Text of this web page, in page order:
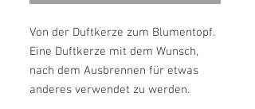
Von der Duftkerze zum Blumentopf.
Eine Duftkerze mit dem Wunsch,
nach dem Ausbrennen für etwas
anderes verwendet zu werden.